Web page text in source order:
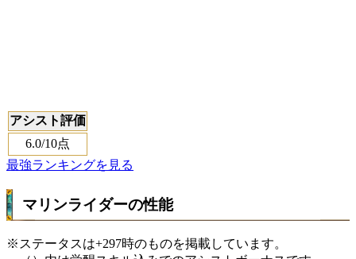
アシスト評価
6.0/10点
最強ランキングを見る
マリンライダーの性能
※ステータスは+297時のものを掲載しています。